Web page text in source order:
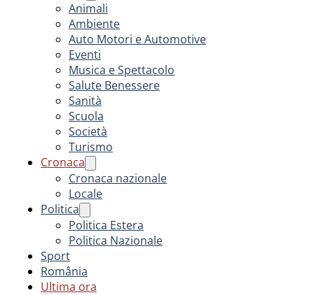
Animali
Ambiente
Auto Motori e Automotive
Eventi
Musica e Spettacolo
Salute Benessere
Sanità
Scuola
Società
Turismo
Cronaca
Cronaca nazionale
Locale
Politica
Politica Estera
Politica Nazionale
Sport
România
Ultima ora